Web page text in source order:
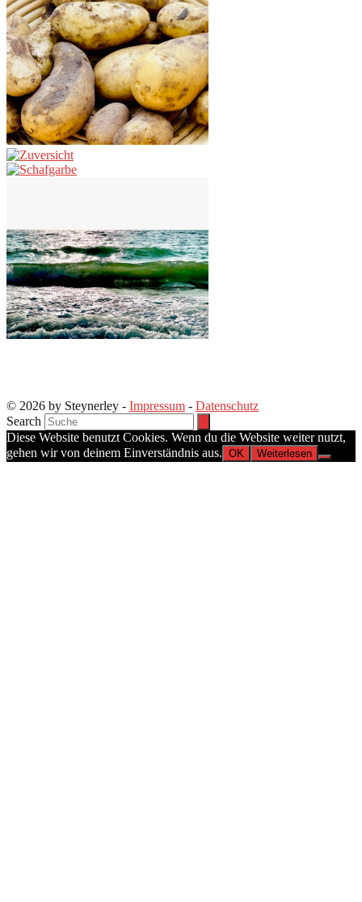
© 2026 by Steynerley - Impressum - Datenschutz
Search
Diese Website benutzt Cookies. Wenn du die Website weiter nutzt,
gehen wir von deinem Einverständnis aus. OK Weiterlesen